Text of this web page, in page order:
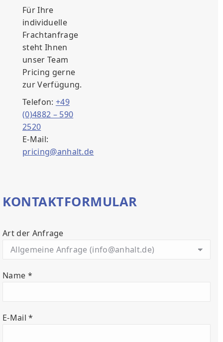
Für Ihre
individuelle
Frachtanfrage
steht Ihnen
unser Team
Pricing gerne
zur Verfügung.
Telefon: +49
(0)4882 – 590
2520
E-Mail:
pricing@anhalt.de
KONTAKTFORMULAR
Art der Anfrage
Name *
E-Mail *